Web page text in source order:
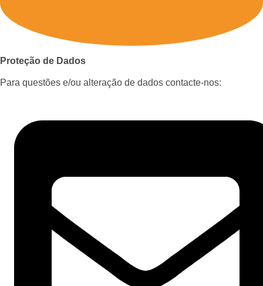
Proteção de Dados
Para questões e/ou alteração de dados contacte-nos: